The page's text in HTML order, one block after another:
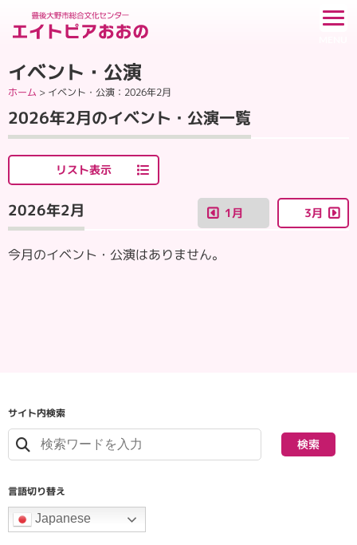
イベント・公演
ホーム > イベント・公演 ：2026年2月
2026年2月のイベント・公演一覧
リスト表示
2026年2月 1月 3月
今月のイベント・公演はありません。
サイト内検索
検索
言語切り替え
Japanese